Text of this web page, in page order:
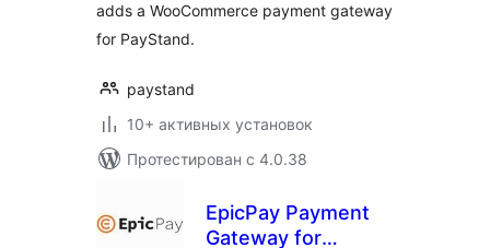
adds a WooCommerce payment gateway
for PayStand.
paystand
10+ активных установок
Протестирован с 4.0.38
EpicPay Payment
Gateway for